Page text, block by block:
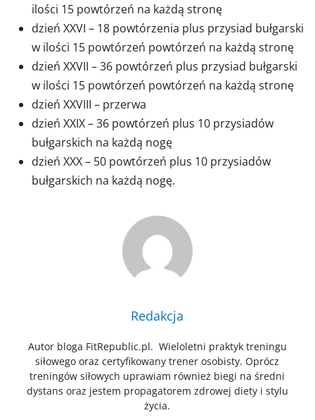
ilości 15 powtórzeń na każdą stronę
dzień XXVI – 18 powtórzenia plus przysiad bułgarski
w ilości 15 powtórzeń powtórzeń na każdą stronę
dzień XXVII – 36 powtórzeń plus przysiad bułgarski
w ilości 15 powtórzeń powtórzeń na każdą stronę
dzień XXVIII – przerwa
dzień XXIX – 36 powtórzeń plus 10 przysiadów
bułgarskich na każdą nogę
dzień XXX – 50 powtórzeń plus 10 przysiadów
bułgarskich na każdą nogę.
Redakcja
Autor bloga FitRepublic.pl. Wieloletni praktyk treningu
siłowego oraz certyfikowany trener osobisty. Oprócz
treningów siłowych uprawiam również biegi na średni
dystans oraz jestem propagatorem zdrowej diety i stylu
życia.